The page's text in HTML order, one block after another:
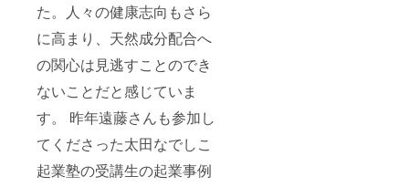
た。人々の健康志向もさら
に高まり、天然成分配合へ
の関心は見逃すことのでき
ないことだと感じていま
す。 昨年遠藤さんも参加し
てくださった太田なでしこ
起業塾の受講生の起業事例